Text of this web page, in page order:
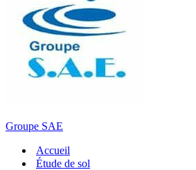
Groupe SAE
Accueil
Étude de sol